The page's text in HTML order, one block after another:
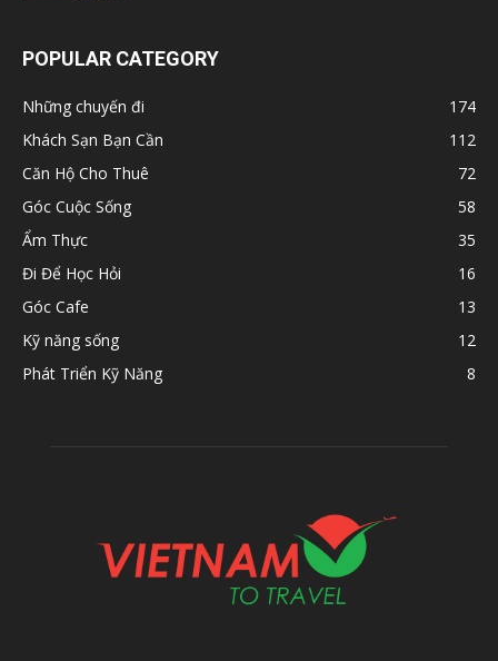
POPULAR CATEGORY
Những chuyến đi
174
Khách Sạn Bạn Cần
112
Căn Hộ Cho Thuê
72
Góc Cuộc Sống
58
Ẩm Thực
35
Đi Để Học Hỏi
16
Góc Cafe
13
Kỹ năng sống
12
Phát Triển Kỹ Năng
8